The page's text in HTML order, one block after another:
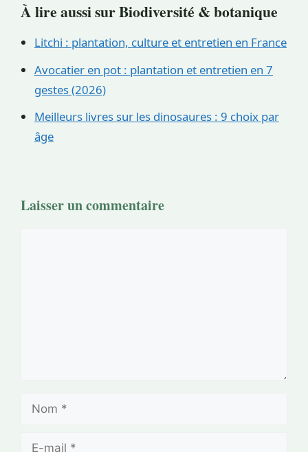
À lire aussi sur Biodiversité & botanique
Litchi : plantation, culture et entretien en France
Avocatier en pot : plantation et entretien en 7
gestes (2026)
Meilleurs livres sur les dinosaures : 9 choix par
âge
Laisser un commentaire
Nom